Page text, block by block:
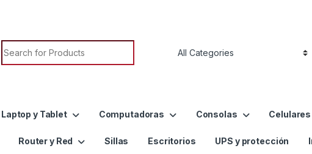
Search for:
Laptop y Tablet Computadoras Consolas Celulares
Router y Red Sillas Escritorios UPS y protección